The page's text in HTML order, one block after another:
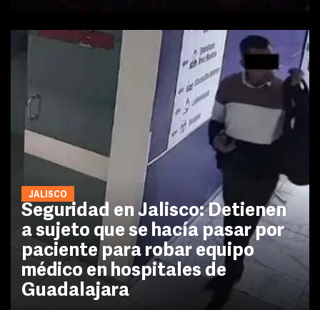
JALISCO
Seguridad en Jalisco: Detienen
a sujeto que se hacía pasar por
paciente para robar equipo
médico en hospitales de
Guadalajara